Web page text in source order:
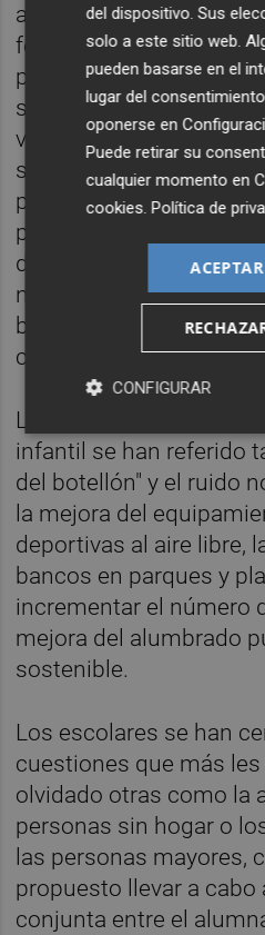
acaparado la atención
formulado peticiones
pasos de peatones, la
semáforos, los puntos
vehículos eléctricos, la
semáforos para
problemas de
para las personas que
desplazarse en silla de
necesidad de que los
bicicletas respeten las
circulación.
Las cuestiones
infantil se han referido
del botellón" y el ruido
la mejora del
deportivas al aire libre,
bancos en parques y
incrementar el número
mejora del alumbrado
sostenible.
Los escolares se han
cuestiones que más
olvidado otras como la
personas sin hogar o
las personas mayores,
propuesto llevar a cabo
conjunta entre el
del dispositivo. Sus
solo a este sitio web.
pueden basarse en el
lugar del
oponerse en
Puede retirar su
cualquier momento en
cookies .Política de
CONFIGURAR